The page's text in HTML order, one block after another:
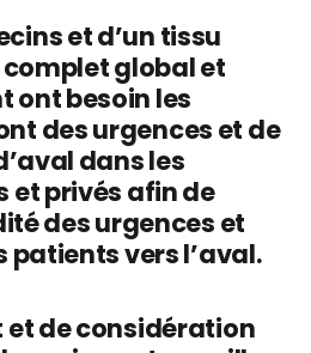
et d’un tissu
global et
ont besoin les
des urgences et de
dans les
et privés afin de
des urgences et
patients vers l’aval.
et de considération